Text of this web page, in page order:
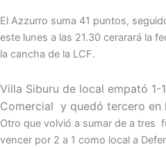
El Azzurro suma 41 puntos,
este lunes a las 21.30 cerarará la
la cancha de la LCF.
Villa Siburu de local empató 1-
Comercial y quedó tercero en
Otro que volvió a sumar de a tres
vencer por 2 a 1 como local a